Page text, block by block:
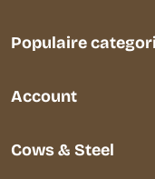
Populaire
Account
Cows & Steel